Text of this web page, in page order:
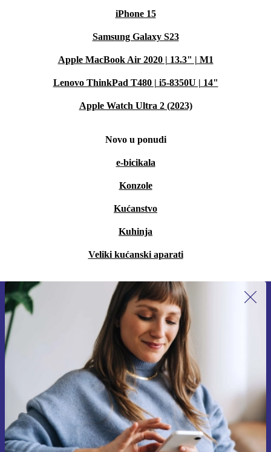
iPhone 15
Samsung Galaxy S23
Apple MacBook Air 2020 | 13.3" | M1
Lenovo ThinkPad T480 | i5-8350U | 14"
Apple Watch Ultra 2 (2023)
Novo u ponudi
e-bicikala
Konzole
Kućanstvo
Kuhinja
Veliki kućanski aparati
Prijavi se na newsletter!
Nikad više ne propusti ponudu.
Zatraži kupon
Informacije o korištenju osobnih podataka možeš pronaći u našim
Pravilima privatnosti.